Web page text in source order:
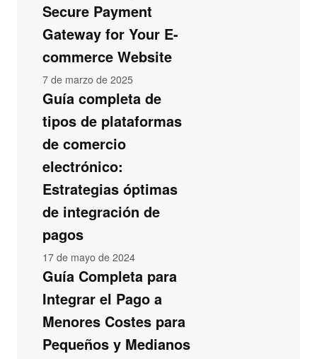
Secure Payment
Gateway for Your E-
commerce Website
7 de marzo de 2025
Guía completa de
tipos de plataformas
de comercio
electrónico:
Estrategias óptimas
de integración de
pagos
17 de mayo de 2024
Guía Completa para
Integrar el Pago a
Menores Costes para
Pequeños y Medianos